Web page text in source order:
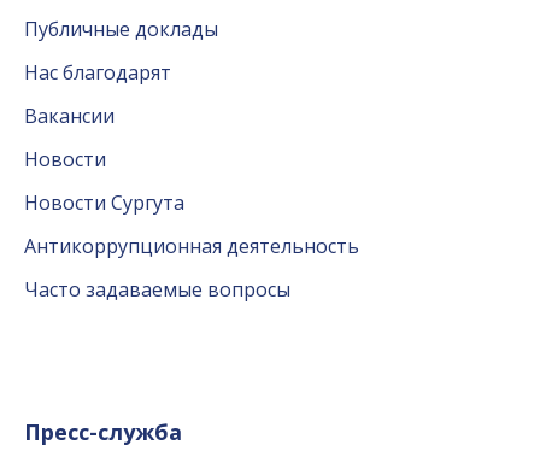
Публичные доклады
Нас благодарят
Вакансии
Новости
Новости Сургута
Антикоррупционная деятельность
Часто задаваемые вопросы
Пресс-служба